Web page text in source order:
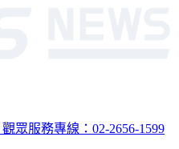
觀眾服務專線：02-2656-1599